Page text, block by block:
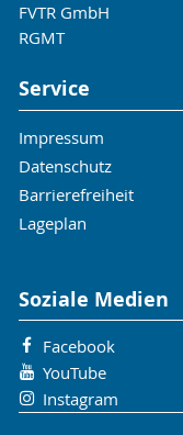
FVTR GmbH
RGMT
Service
Impressum
Datenschutz
Barrierefreiheit
Lageplan
Soziale Medien
Facebook
YouTube
Instagram